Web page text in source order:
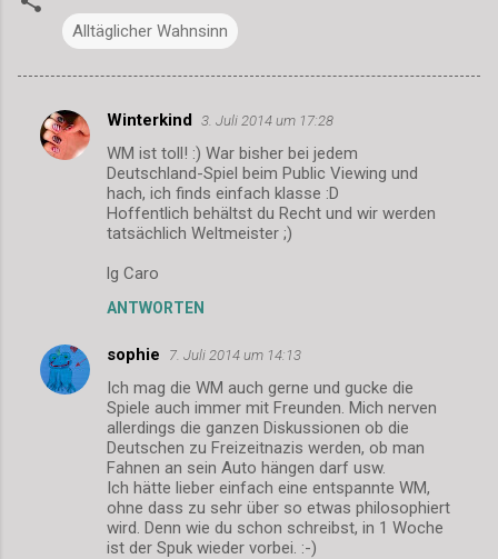
Alltäglicher Wahnsinn
K
o
a
r
Winterkind 3. Juli 2014 um 17:28
WM ist toll! :) War bisher bei jedem
Deutschland-Spiel beim Public Viewing und
hach, ich finds einfach klasse :D
Hoffentlich behältst du Recht und wir werden
tatsächlich Weltmeister ;)
lg Caro
ANTWORTEN
sophie 7. Juli 2014 um 14:13
Ich mag die WM auch gerne und gucke die
Spiele auch immer mit Freunden. Mich nerven
allerdings die ganzen Diskussionen ob die
Deutschen zu Freizeitnazis werden, ob man
Fahnen an sein Auto hängen darf usw.
Ich hätte lieber einfach eine entspannte WM,
ohne dass zu sehr über so etwas philosophiert
wird. Denn wie du schon schreibst, in 1 Woche
ist der Spuk wieder vorbei. :-)